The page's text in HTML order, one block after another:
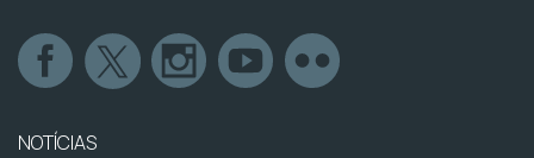
NOTÍCIAS